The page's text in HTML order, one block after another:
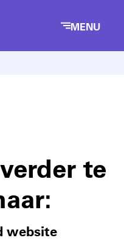
MENU
te
website